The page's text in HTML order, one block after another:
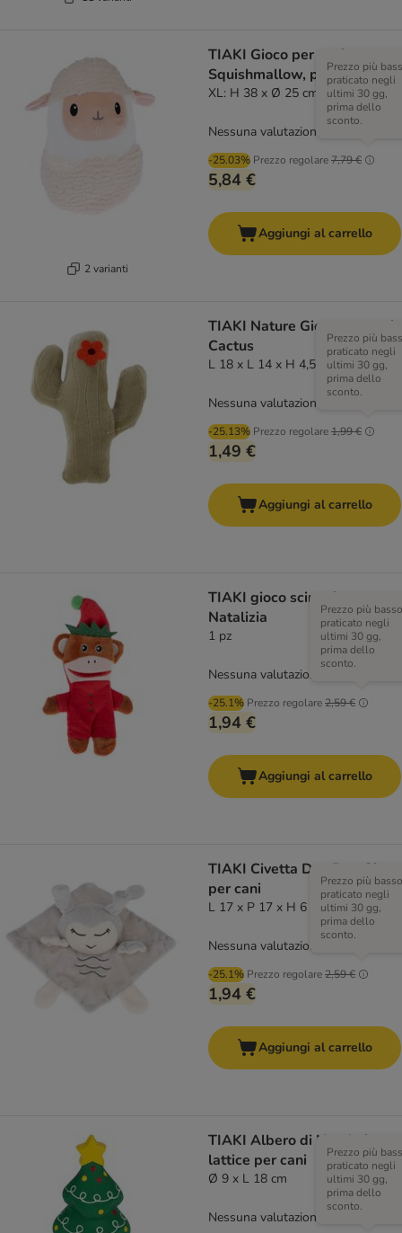
2 varianti
TIAKI Gioco per cani
Squishmallow, pecorella
XL: H 38 x Ø 25 cm
-25.03% Prezzo regolare7,79 €
Prezzo più
praticato negli
ultimi 30 gg,
prima dello
sconto.
5,84 €
Nessuna valutazione
Aggiungi al carrello
TIAKI Nature Gioco per cani,
Cactus
L 18 x L 14 x H 4,5 cm
-25.13% Prezzo regolare1,99 €
Prezzo più
praticato negli
ultimi 30 gg,
prima dello
sconto.
1,49 €
Nessuna valutazione
Aggiungi al carrello
TIAKI gioco scimmietta
Natalizia
1 pz
-25.1% Prezzo regolare2,59 €
Prezzo più basso
praticato negli
ultimi 30 gg,
prima dello
sconto.
1,94 €
Nessuna valutazione
Aggiungi al carrello
TIAKI Civetta Dou Dou Gioco
per cani
L 17 x P 17 x H 6 cm
-25.1% Prezzo regolare2,59 €
Prezzo più basso
praticato negli
ultimi 30 gg,
prima dello
sconto.
1,94 €
Nessuna valutazione
Aggiungi al carrello
TIAKI Albero di Natale in
lattice per cani
Ø 9 x L 18 cm
Prezzo più
praticato negli
ultimi 30 gg,
prima dello
sconto.
Nessuna valutazione